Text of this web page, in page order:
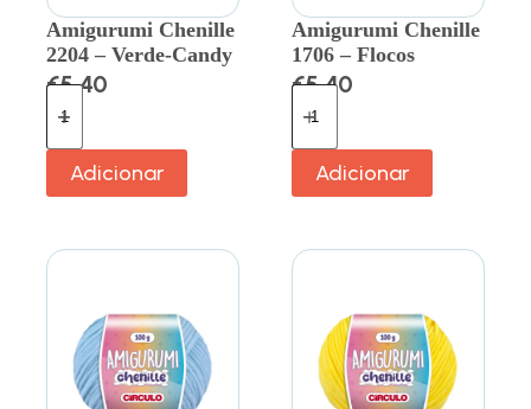
Amigurumi Chenille
2204 – Verde-Candy
€5.40
Adicionar
Amigurumi Chenille
1706 – Flocos
€5.40
Adicionar